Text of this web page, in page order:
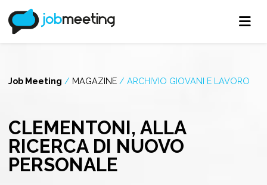
Job Meeting / MAGAZINE / ARCHIVIO GIOVANI E LAVORO
CLEMENTONI, ALLA
RICERCA DI NUOVO
PERSONALE